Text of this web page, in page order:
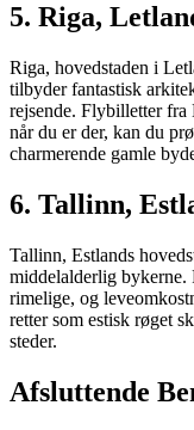
5. Riga,
Riga, hovedstaden i
tilbyder fantastisk
rejsende. Flybilletter
når du er der, kan du
charmerende gamle
6. Tallinn,
Tallinn, Estlands
middelalderlig
rimelige, og
retter som estisk røget
steder.
Afsluttende